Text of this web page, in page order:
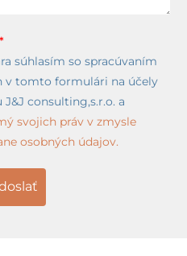
súhlasím so spracúvaním
v tomto formulári na účely
consulting,s.r.o. a
svojich práv v zmysle
osobných údajov.